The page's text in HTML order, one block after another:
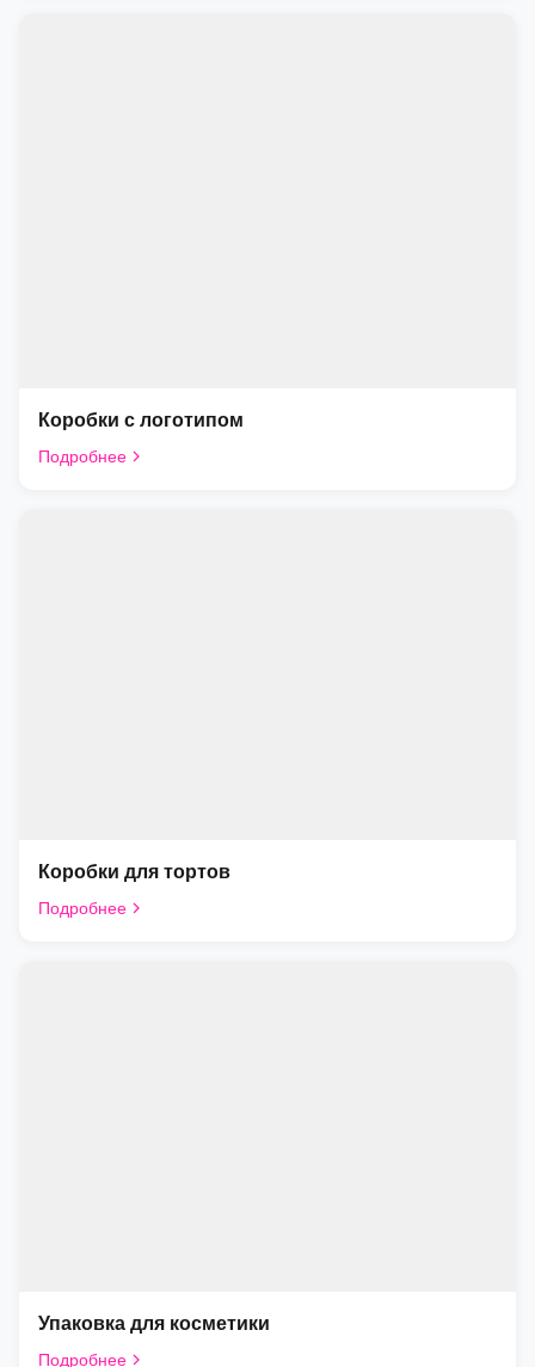
Коробки с логотипом
Подробнее
Коробки для тортов
Подробнее
Упаковка для косметики
Подробнее